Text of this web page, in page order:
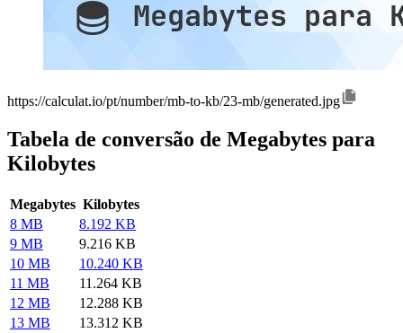
https://calculat.io/pt/number/mb-to-kb/23-mb/generated.jpg
Tabela de conversão de Megabytes para
Kilobytes
Megabytes Kilobytes
8 MB
8.192 KB
9 MB
9.216 KB
10 MB
10.240 KB
11 MB
11.264 KB
12 MB
12.288 KB
13 MB
13.312 KB